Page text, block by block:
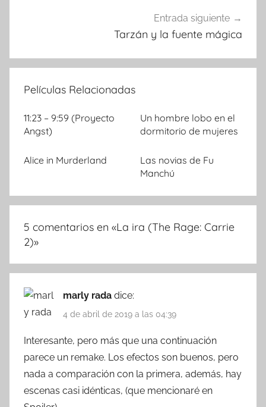
Entrada siguiente
Tarzán y la fuente mágica
Películas Relacionadas
11:23 – 9:59 (Proyecto
Angst)
Un hombre lobo en el
dormitorio de mujeres
Alice in Murderland
Las novias de Fu
Manchú
5 comentarios en «La ira (The Rage: Carrie
2)»
marly rada dice:
4 de abril de 2019 a las 04:39
Interesante, pero más que una continuación
parece un remake. Los efectos son buenos, pero
nada a comparación con la primera, además, hay
escenas casi idénticas, (que mencionaré en